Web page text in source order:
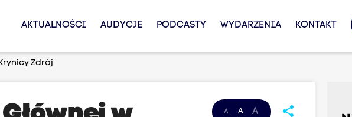
AKTUALNOŚCI AUDYCJE PODCASTY WYDARZENIA KONTAKT
Zdrój
A A A share